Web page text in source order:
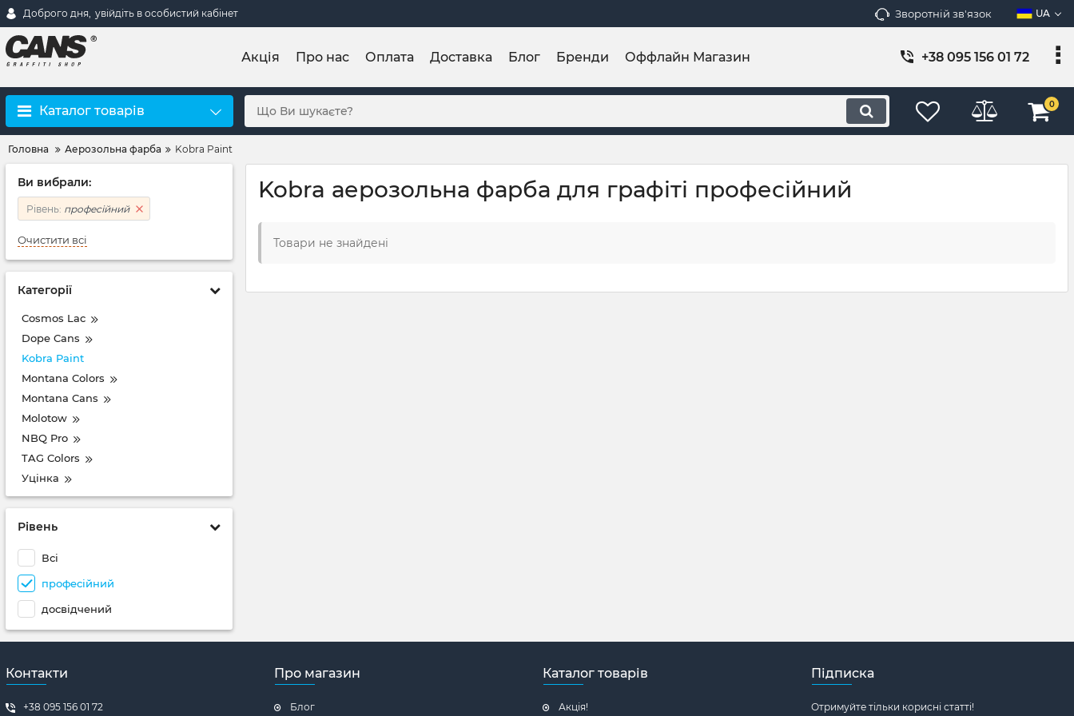
Доброго дня, увійдіть в особистий кабінет Зворотній зв'язок UA
Акція Про нас Оплата Доставка Блог Бренди Оффлайн Магазин +38 095 156 01 72
Каталог товарів 0
Головна Аерозольна фарба Kobra Paint
Ви вибрали:
Рівень: професійний
Очистити всі
Категорії
Cosmos Lac
Dope Cans
Kobra Paint
Montana Colors
Montana Cans
Molotow
NBQ Pro
TAG Colors
Уцінка
Рівень
Всі
професійний
досвідчений
Kobra аерозольна фарба для графіті професійний
Товари не знайдені
Контакти
+38 095 156 01 72
Про магазин
Блог
Каталог товарів
Акція!
Підписка
Отримуйте тільки корисні статті!